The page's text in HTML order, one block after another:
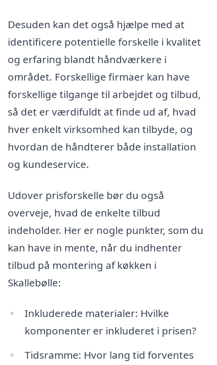
Desuden kan det også hjælpe med at
identificere potentielle forskelle i kvalitet
og erfaring blandt håndværkere i
området. Forskellige firmaer kan have
forskellige tilgange til arbejdet og tilbud,
så det er værdifuldt at finde ud af, hvad
hver enkelt virksomhed kan tilbyde, og
hvordan de håndterer både installation
og kundeservice.
Udover prisforskelle bør du også
overveje, hvad de enkelte tilbud
indeholder. Her er nogle punkter, som du
kan have in mente, når du indhenter
tilbud på montering af køkken i
Skallebølle:
Inkluderede materialer: Hvilke
komponenter er inkluderet i prisen?
Tidsramme: Hvor lang tid forventes